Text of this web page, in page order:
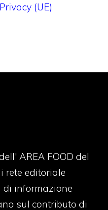
(UE)
AREA FOOD del
rete editoriale
di informazione
sul contributo di